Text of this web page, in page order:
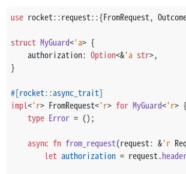
use rocket::request::{FromRequest,
struct MyGuard<'a> {
    authorization:
Option<&'a str>,
}
#[rocket::async_trait]
impl<'r> FromRequest<'r> for MyGuard<'r> {
type Error = ();
async fn from_request(request: &'r
let authorization = request.